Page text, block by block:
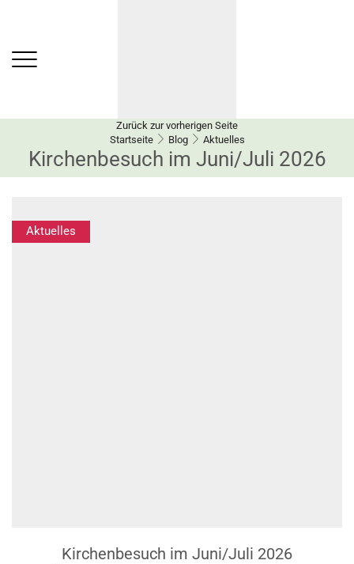
Zurück zur vorherigen Seite
Startseite
Blog Aktuelles
Kirchenbesuch im Juni/Juli 2026
Aktuelles
Kirchenbesuch im Juni/Juli 2026